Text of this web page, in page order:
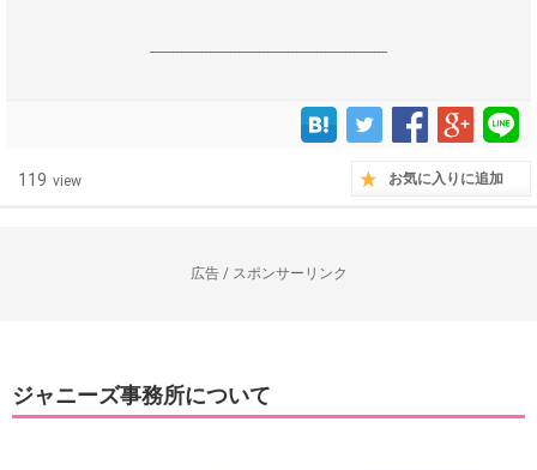
------------------------------------------------------------------
119 view お気に入りに追加
広告 / スポンサーリンク
ジャニーズ事務所について